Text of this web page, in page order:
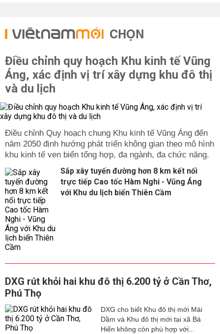
CHỌN
Điều chỉnh quy hoạch Khu kinh tế Vũng
Áng, xác định vị trí xây dựng khu đô thị
và du lịch
Điều chỉnh Quy hoạch chung Khu kinh tế Vũng Áng đến
năm 2050 định hướng phát triển không gian theo mô hình
khu kinh tế ven biển tổng hợp, đa ngành, đa chức năng.
Sắp xây tuyến đường hơn 8 km kết nối
trực tiếp Cao tốc Hàm Nghi - Vũng Áng
với Khu du lịch biển Thiên Cầm
DXG rút khỏi hai khu đô thị 6.200 tỷ ở Cần Thơ,
Phú Thọ
DXG cho biết Khu đô thị mới Mái
Dầm và Khu đô thị mới tại xã Bá
Hiến không còn phù hợp với...